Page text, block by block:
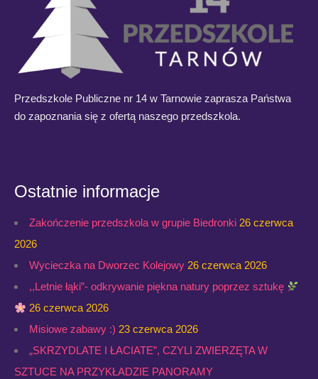
Przedszkole Publiczne nr 14 w Tarnowie zaprasza Państwa
do zapoznania się z ofertą naszego przedszkola.
Ostatnie informacje
Zakończenie przedszkola w grupie Biedronki 26 czerwca
2026
Wycieczka na Dworzec Kolejowy 26 czerwca 2026
,,Letnie łąki”- odkrywanie piękna natury poprzez sztukę
26 czerwca 2026
Misiowe zabawy :) 23 czerwca 2026
„SKRZYDLATE I ŁACIATE”, CZYLI ZWIERZĘTA W
SZTUCE NA PRZYKŁADZIE PANORAMY